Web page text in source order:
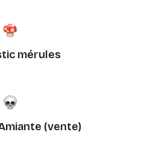
mérules
(vente)